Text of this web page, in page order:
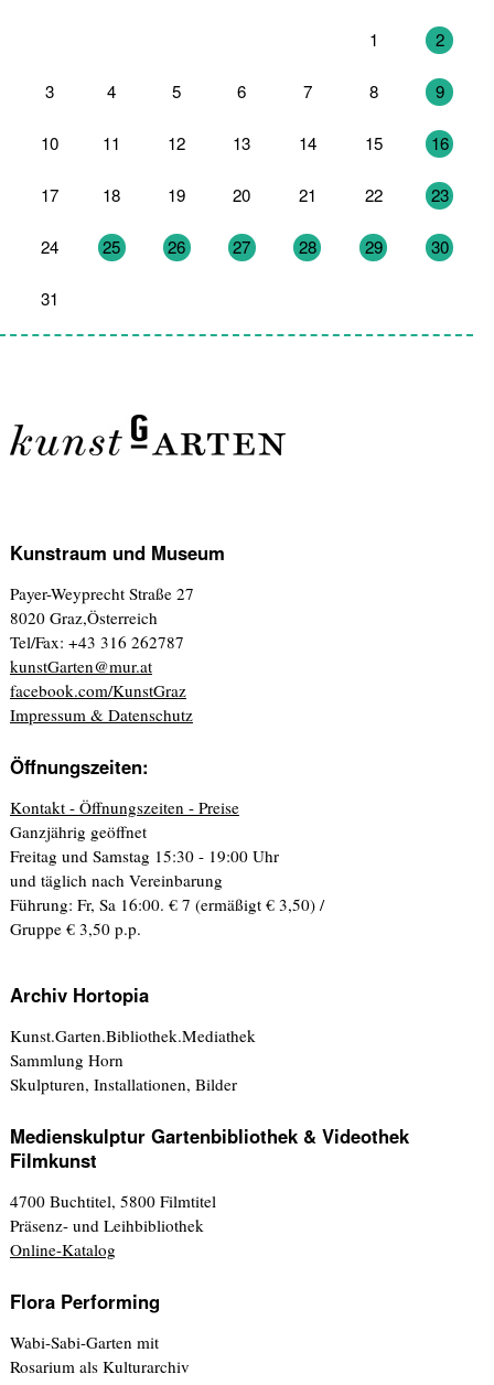
1 2
3 4 5 6 7 8 9
10 11 12 13 14 15 16
17 18 19 20 21 22 23
24 25 26 27 28 29 30
31
Kunstraum und Museum
Payer-Weyprecht Straße 27
8020 Graz,Österreich
Tel/Fax: +43 316 262787
kunstGarten@mur.at
facebook.com/KunstGraz
Impressum & Datenschutz
Öffnungszeiten:
Kontakt - Öffnungszeiten - Preise
Ganzjährig geöffnet
Freitag und Samstag 15:30 - 19:00 Uhr
und täglich nach Vereinbarung
Führung: Fr, Sa 16:00. € 7 (ermäßigt € 3,50) /
Gruppe € 3,50 p.p.
Archiv Hortopia
Kunst.Garten.Bibliothek.Mediathek
Sammlung Horn
Skulpturen, Installationen, Bilder
Medienskulptur Gartenbibliothek & Videothek
Filmkunst
4700 Buchtitel, 5800 Filmtitel
Präsenz- und Leihbibliothek
Online-Katalog
Flora Performing
Wabi-Sabi-Garten mit
Rosarium als Kulturarchiv